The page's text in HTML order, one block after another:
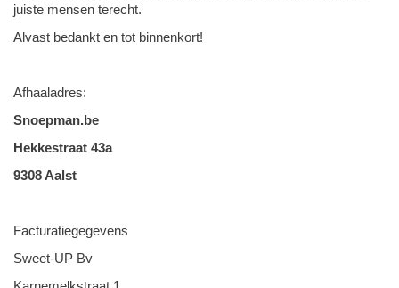
juiste mensen terecht.
Alvast bedankt en tot binnenkort!
Afhaaladres:
Snoepman.be
Hekkestraat 43a
9308 Aalst
Facturatiegegevens
Sweet-UP Bv